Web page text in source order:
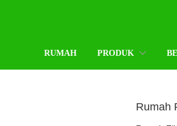
RUMAH PRODUK
Rumah